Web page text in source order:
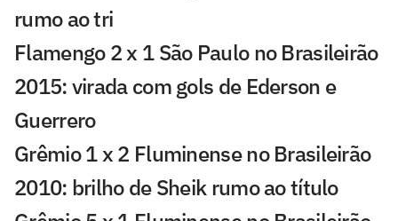
rumo ao tri
Flamengo 2 x 1 São Paulo no Brasileirão
2015: virada com gols de Ederson e
Guerrero
Grêmio 1 x 2 Fluminense no Brasileirão
2010: brilho de Sheik rumo ao título